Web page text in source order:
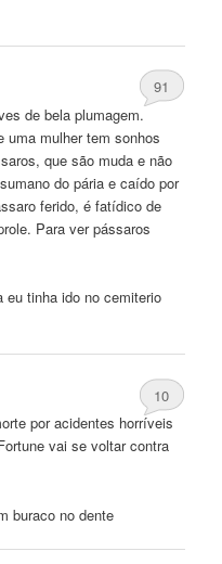
91
de bela plumagem.
uma mulher tem sonhos
que são muda e não
do pária e caído por
ferido, é fatídico de
Para ver pássaros
tinha ido no cemiterio
10
por acidentes horríveis
vai se voltar contra
buraco no dente